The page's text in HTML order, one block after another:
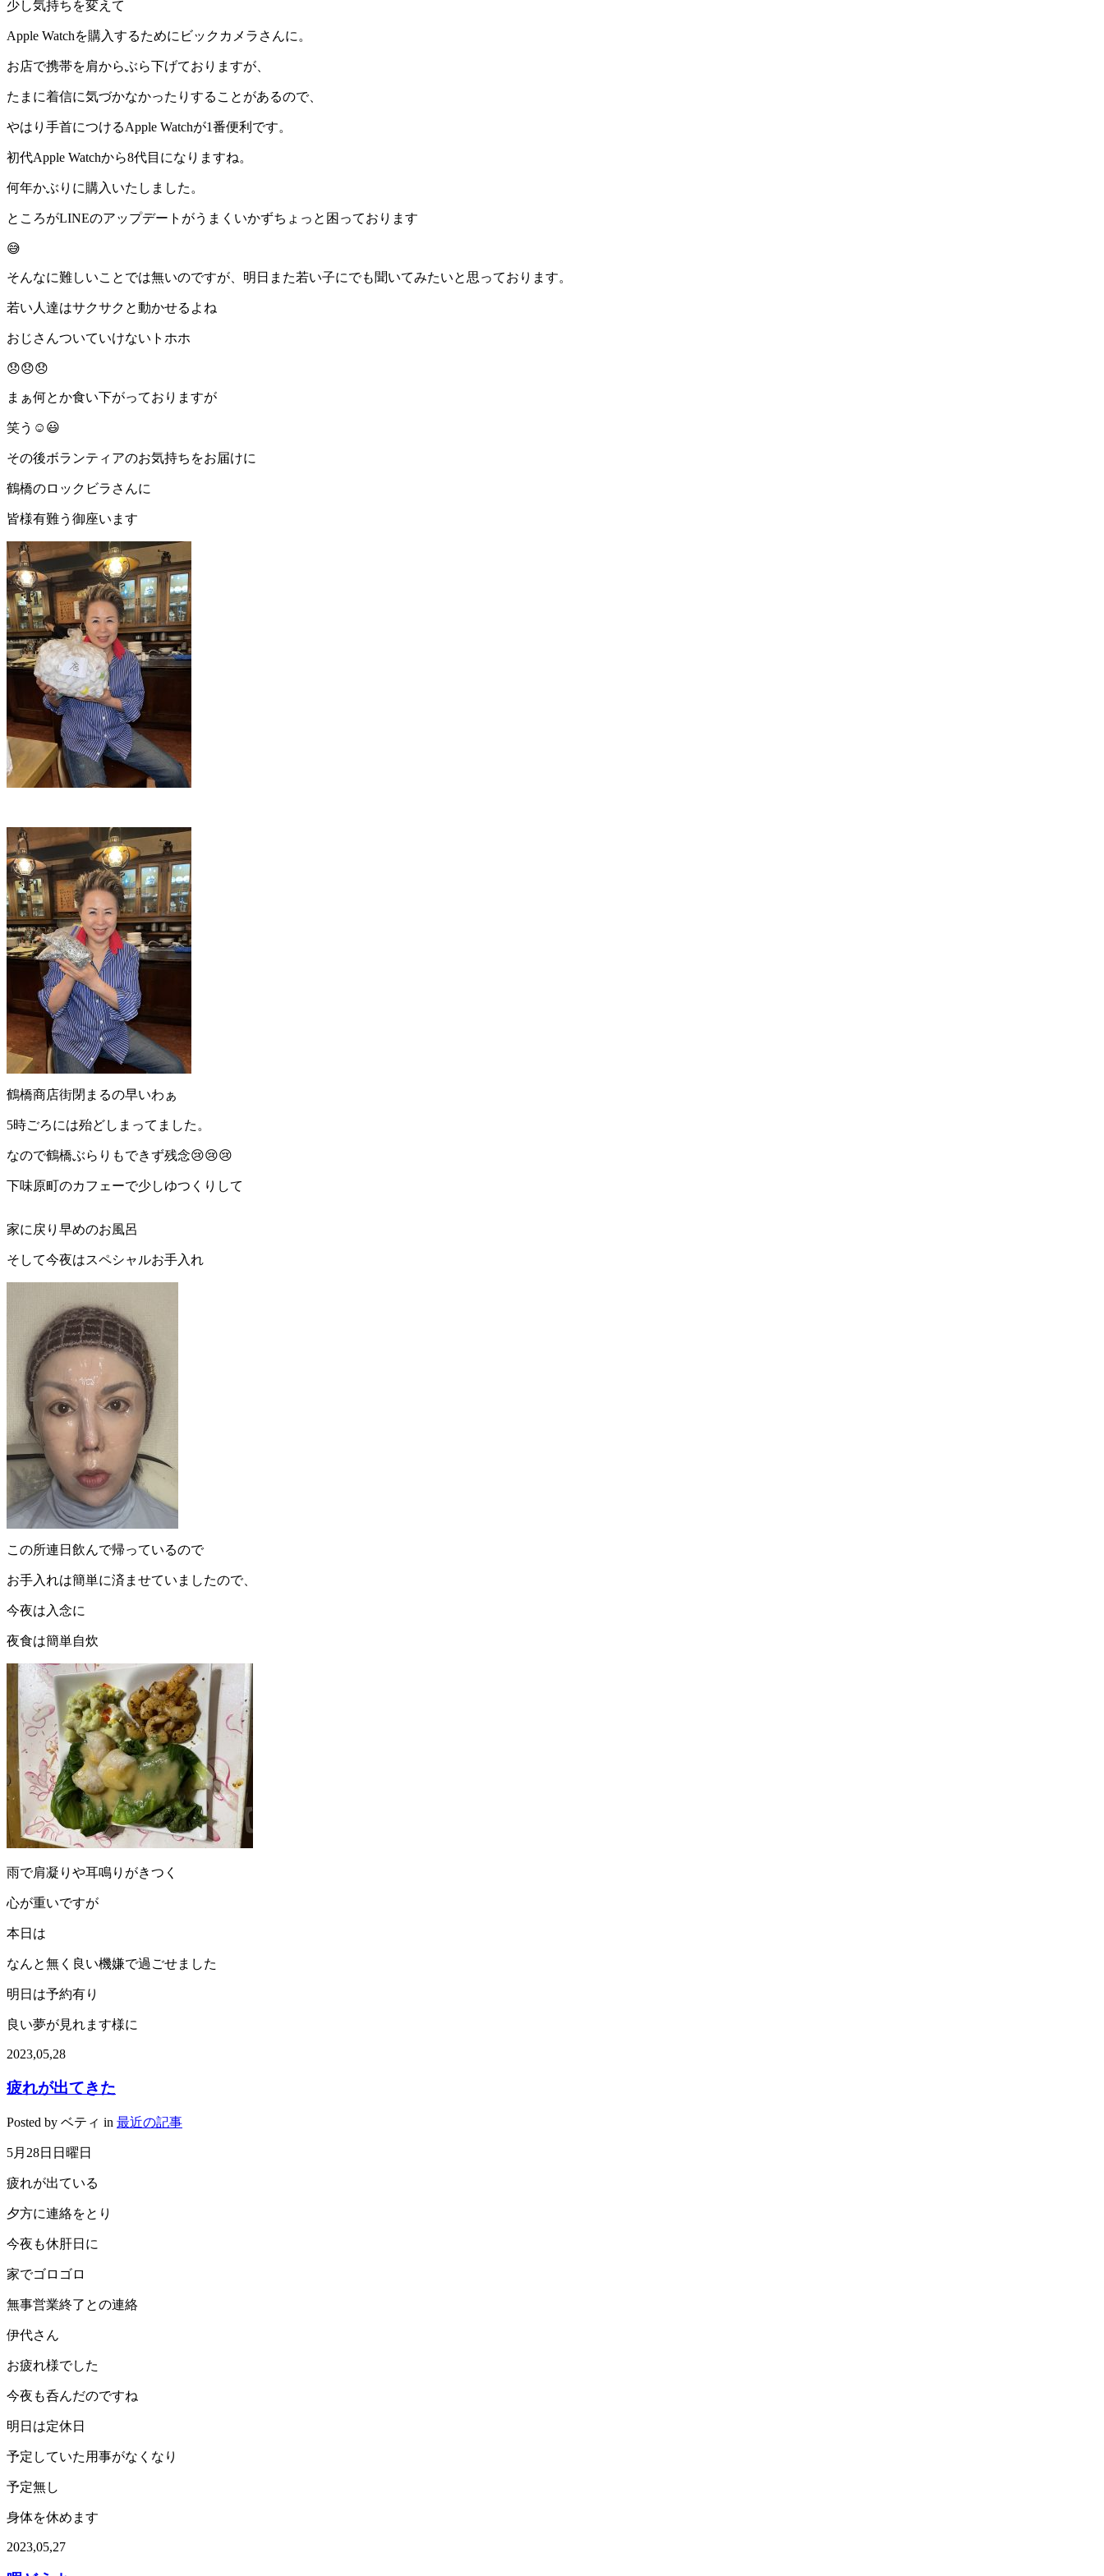
少し気持ちを変えて
Apple Watchを購入するためにビックカメラさんに。
お店で携帯を肩からぶら下げておりますが、
たまに着信に気づかなかったりすることがあるので、
やはり手首につけるApple Watchが1番便利です。
初代Apple Watchから8代目になりますね。
何年かぶりに購入いたしました。
ところがLINEのアップデートがうまくいかずちょっと困っております
😅
そんなに難しいことでは無いのですが、明日また若い子にでも聞いてみたいと思っております。
若い人達はサクサクと動かせるよね
おじさんついていけないトホホ
😞😞😞
まぁ何とか食い下がっておりますが
笑う ☺️😃
その後ボランティアのお気持ちをお届けに
鶴橋のロックビラさんに
皆様有難う御座います
鶴橋商店街閉まるの早いわぁ
5時ごろには殆どしまってました。
なので鶴橋ぶらりもできず残念😢😢😢
下味原町のカフェーで少しゆつくりして
家に戻り早めのお風呂
そして今夜はスペシャルお手入れ
この所連日飲んで帰っているので
お手入れは簡単に済ませていましたので、
今夜は入念に
夜食は簡単自炊
雨で肩凝りや耳鳴りがきつく
心が重いですが
本日は
なんと無く良い機嫌で過ごせました
明日は予約有り
良い夢が見れます様に
2023,05,28
疲れが出てきた
Posted by ベティ in 最近の記事
5月 28日日曜日
疲れが出ている
夕方に連絡をとり
今夜も休肝日に
家でゴロゴロ
無事営業終了との連絡
伊代さん
お疲れ様でした
今夜も呑んだのですね
明日は定休日
予定していた用事がなくなり
予定無し
身体を休めます
2023,05,27